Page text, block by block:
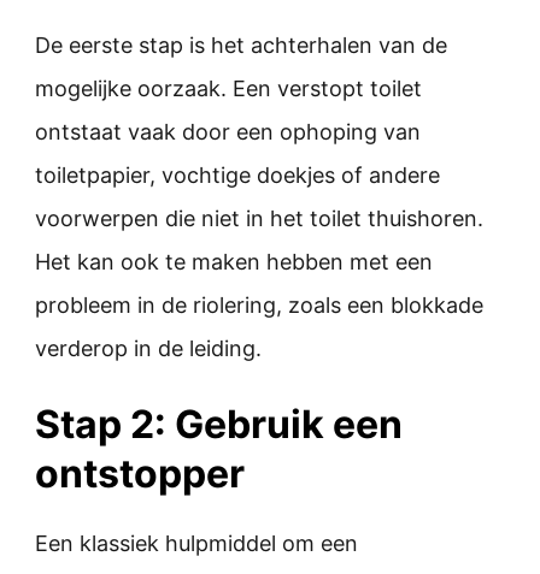
De eerste stap is het achterhalen van de
mogelijke oorzaak. Een verstopt toilet
ontstaat vaak door een ophoping van
toiletpapier, vochtige doekjes of andere
voorwerpen die niet in het toilet thuishoren.
Het kan ook te maken hebben met een
probleem in de riolering, zoals een blokkade
verderop in de leiding.
Stap 2: Gebruik een
ontstopper
Een klassiek hulpmiddel om een